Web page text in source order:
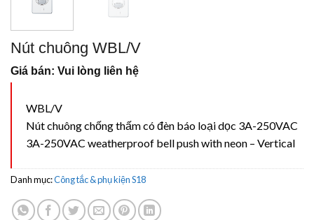
Nút chuông WBL/V
Giá bán: Vui lòng liên hệ
WBL/V
Nút chuông chống thấm có đèn báo loại dọc 3A-250VAC
3A-250VAC weatherproof bell push with neon – Vertical
Danh mục:Công tắc & phụ kiện S18